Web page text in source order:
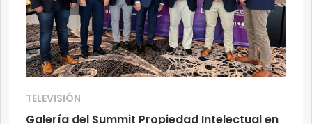
TELEVISIÓN
Galería del Summit Propiedad Intelectual en